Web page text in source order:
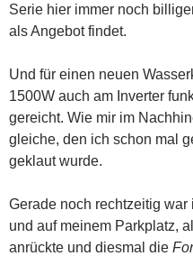
Serie hier immer noch
als Angebot findet.
Und für einen neuen
1500W auch am Inverter
gereicht. Wie mir im
gleiche, den ich schon mal
geklaut wurde.
Gerade noch rechtzeitig
und auf meinem Parkplatz,
anrückte und diesmal die